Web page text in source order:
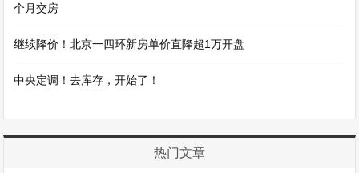
个月交房
继续降价！北京一四环新房单价直降超1万开盘
中央定调！去库存，开始了！
热门文章